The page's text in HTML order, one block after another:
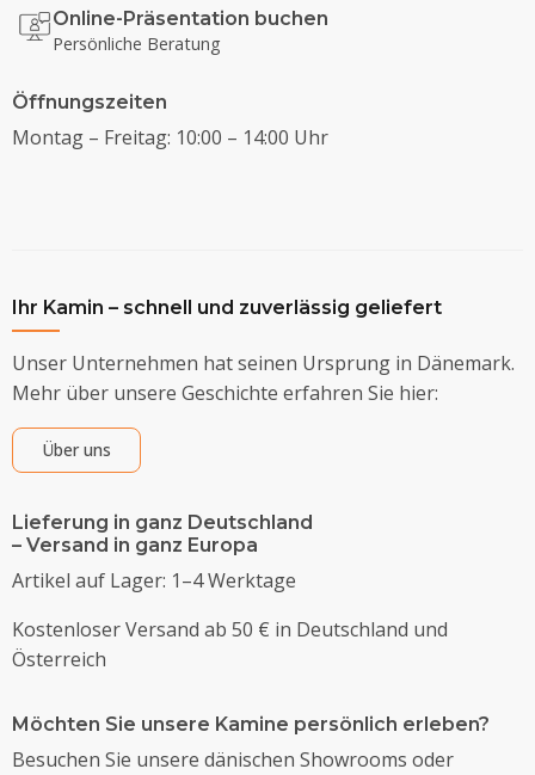
Online-Präsentation buchen
Persönliche Beratung
Öffnungszeiten
Montag – Freitag: 10:00 – 14:00 Uhr
Ihr Kamin – schnell und zuverlässig geliefert
Unser Unternehmen hat seinen Ursprung in Dänemark.
Mehr über unsere Geschichte erfahren Sie hier:
Über uns
Lieferung in ganz Deutschland
– Versand in ganz Europa
Artikel auf Lager: 1–4 Werktage
Kostenloser Versand ab 50 € in Deutschland und
Österreich
Möchten Sie unsere Kamine persönlich erleben?
Besuchen Sie unsere dänischen Showrooms oder